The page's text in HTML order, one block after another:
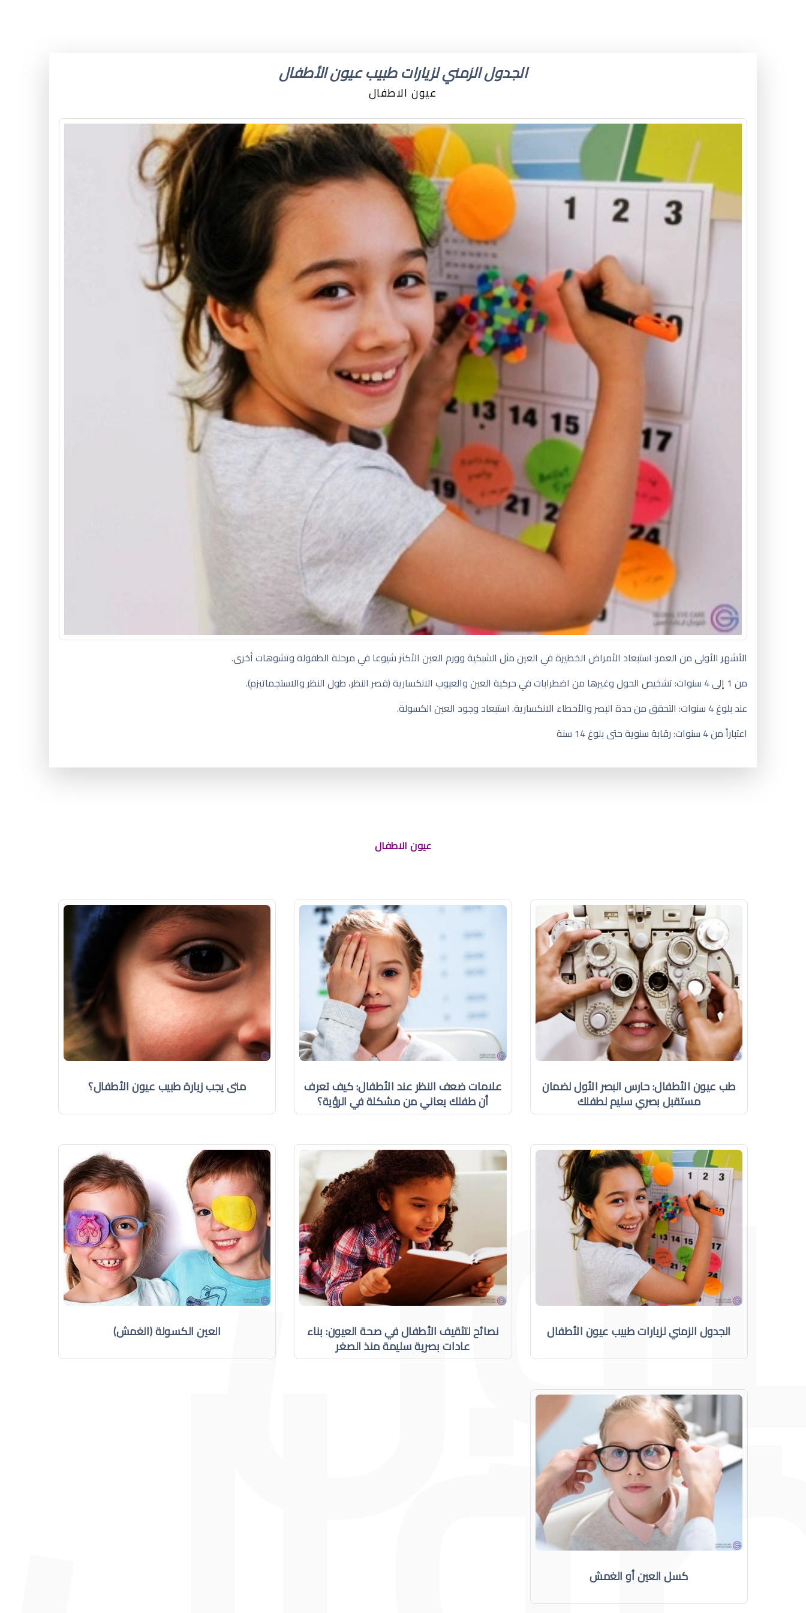
الجدول الزمني لزيارات طبيب عيون الأطفال
عيون الاطفال
الأشهر الأولى من العمر: استبعاد الأمراض الخطيرة في العين مثل الشبكية وورم العين الأكثر شيوعا في مرحلة الطفولة وتشوهات أخرى.
من 1 إلى 4 سنوات: تشخيص الحول وغيرها من اضطرابات في حركية العين والعيوب الانكسارية (قصر النظر، طول النظر والاستجماتيزم).
عند بلوغ 4 سنوات: التحقق من حدة البصر والأخطاء الانكسارية. استبعاد وجود العين الكسولة.
اعتباراً من 4 سنوات: رقابة سنوية حتى بلوغ 14 سنة
اسباب السواد تحت العين للاطفال
عيون الاطفال
طب عيون الأطفال: حارس البصر الأول لضمان
مستقبل بصري سليم لطفلك
علامات ضعف النظر عند الأطفال: كيف تعرف
أن طفلك يعاني من مشكلة في الرؤية؟
متى يجب زيارة طبيب عيون الأطفال؟
الجدول الزمني لزيارات طبيب عيون الأطفال نصائح لتثقيف الأطفال في صحة العيون: بناء
عادات بصرية سليمة منذ الصغر
العين الكسولة (الغمش)
كسل العين أو الغمش